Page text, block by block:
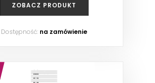
ZOBACZ PRODUKT
Dostępność: na zamówienie